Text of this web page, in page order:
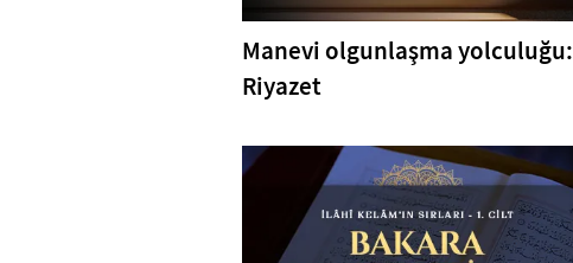
Manevi olgunlaşma yolculuğu:
Riyazet